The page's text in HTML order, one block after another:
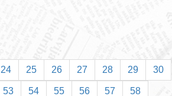
24 25 26 27 28 29 30
53 54 55 56 57 58